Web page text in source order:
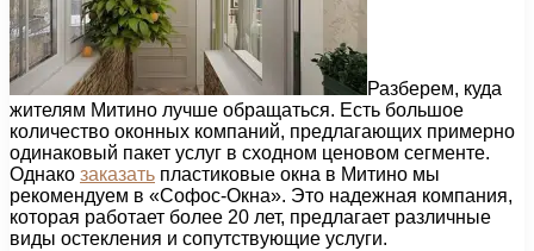
Разберем, куда
жителям Митино лучше обращаться. Есть большое
количество оконных компаний, предлагающих примерно
одинаковый пакет услуг в сходном ценовом сегменте.
Однако заказать пластиковые окна в Митино мы
рекомендуем в «Софос-Окна». Это надежная компания,
которая работает более 20 лет, предлагает различные
виды остекления и сопутствующие услуги.